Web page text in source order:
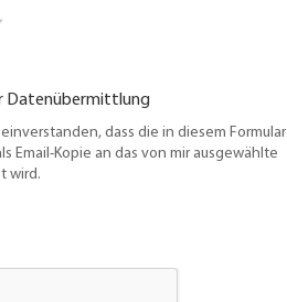
Datenübermittlung
dass die in diesem Formular
Email-Kopie an das von mir ausgewählte
wird.